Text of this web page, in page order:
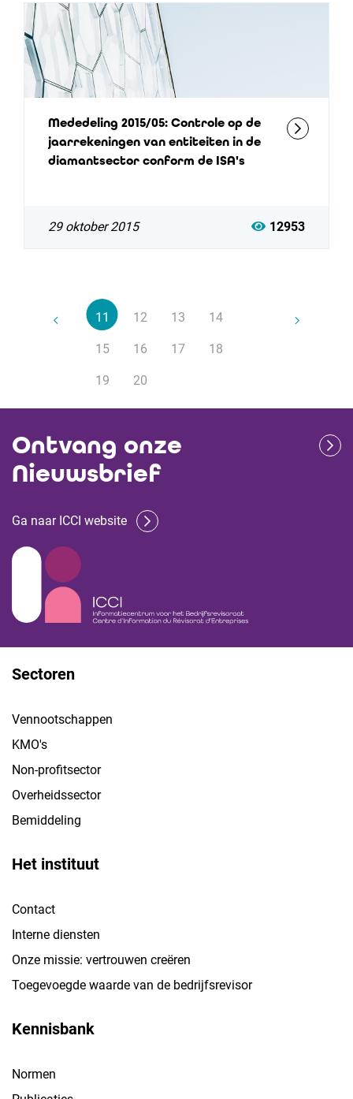
Mededeling 2015/05: Controle op de
jaarrekeningen van entiteiten in de
diamantsector conform de ISA's
29 oktober 2015 12953
11 12 13 14
15 16 17 18
19 20
Ontvang onze
Nieuwsbrief
Ga naar ICCI website
Sectoren
Vennootschappen
KMO's
Non-profitsector
Overheidssector
Bemiddeling
Het instituut
Contact
Interne diensten
Onze missie: vertrouwen creëren
Toegevoegde waarde van de bedrijfsrevisor
Kennisbank
Normen